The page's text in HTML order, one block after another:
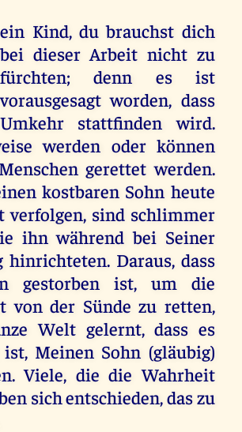
ein Kind, du brauchst dich
bei dieser Arbeit nicht zu
fürchten; denn es ist
vorausgesagt worden, dass
Umkehr stattfinden wird.
werden oder können
gerettet werden.
kostbaren Sohn heute
verfolgen, sind schlimmer
ihn während bei Seiner
hinrichteten. Daraus, dass
gestorben ist, um die
von der Sünde zu retten,
Welt gelernt, dass es
Meinen Sohn (gläubig)
Viele, die die Wahrheit
sich entschieden, das zu